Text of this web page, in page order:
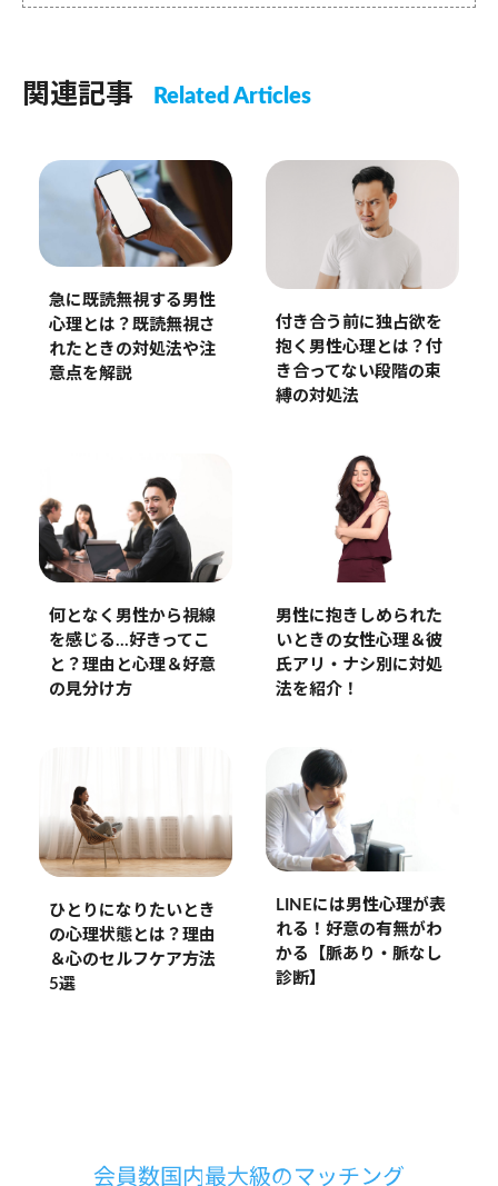
関連記事 Related Articles
急に既読無視する男性
心理とは？既読無視さ
れたときの対処法や注
意点を解説
付き合う前に独占欲を
抱く男性心理とは？付
き合ってない段階の束
縛の対処法
何となく男性から視線
を感じる…好きってこ
と？理由と心理＆好意
の見分け方
男性に抱きしめられた
いときの女性心理＆彼
氏アリ・ナシ別に対処
法を紹介！
ひとりになりたいとき
の心理状態とは？理由
＆心のセルフケア方法
5選
LINEには男性心理が表
れる！好意の有無がわ
かる【脈あり・脈なし
診断】